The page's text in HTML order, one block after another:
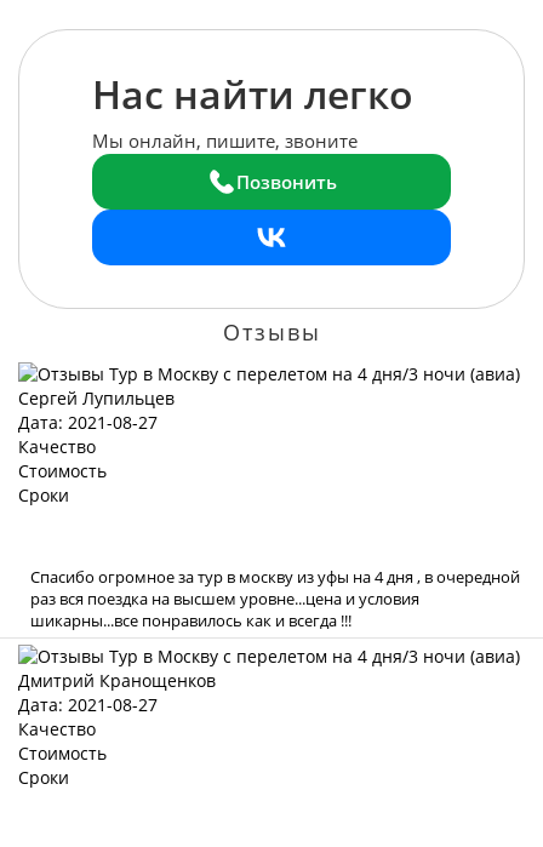
Нас найти легко
Мы онлайн, пишите, звоните
Позвонить
Отзывы
Сергей Лупильцев
Дата: 2021-08-27
Качество
Стоимость
Сроки
Спасибо огромное за тур в москву из уфы на 4 дня , в очередной
раз вся поездка на высшем уровне...цена и условия
шикарны...все понравилось как и всегда !!!
Дмитрий Кранощенков
Дата: 2021-08-27
Качество
Стоимость
Сроки